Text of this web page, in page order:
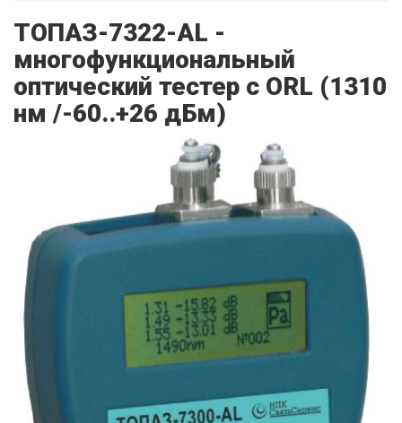
ТОПАЗ-7322-АL -
многофункциональный
оптический тестер c ORL (1310
нм /-60..+26 дБм)